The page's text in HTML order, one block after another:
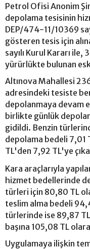
Petrol Ofisi Anonim
depolama tesisinin
DEP/474-11/10369
gösteren tesis için
sayılı Kurul Kararı
yürürlükte bulunan
Altınova Mahallesi
adresindeki tesiste
depolanmaya devam
birlikte günlük
gidildi. Benzin
depolama bedeli
TL'den 7,92 TL'ye
Kara araçlarıyla
hizmet bedellerinde
türleri için 80,80 TL
teslim alma bedeli
türlerinde ise 89,87
başına 105,08 TL
Uygulamaya ilişkin